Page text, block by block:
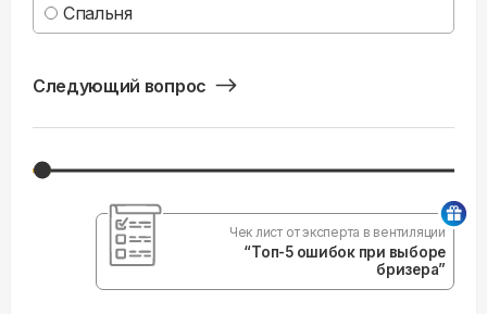
Спальня
Следующий вопрос
Чек лист от эксперта в вентиляции
“Топ-5 ошибок при выборе
бризера”